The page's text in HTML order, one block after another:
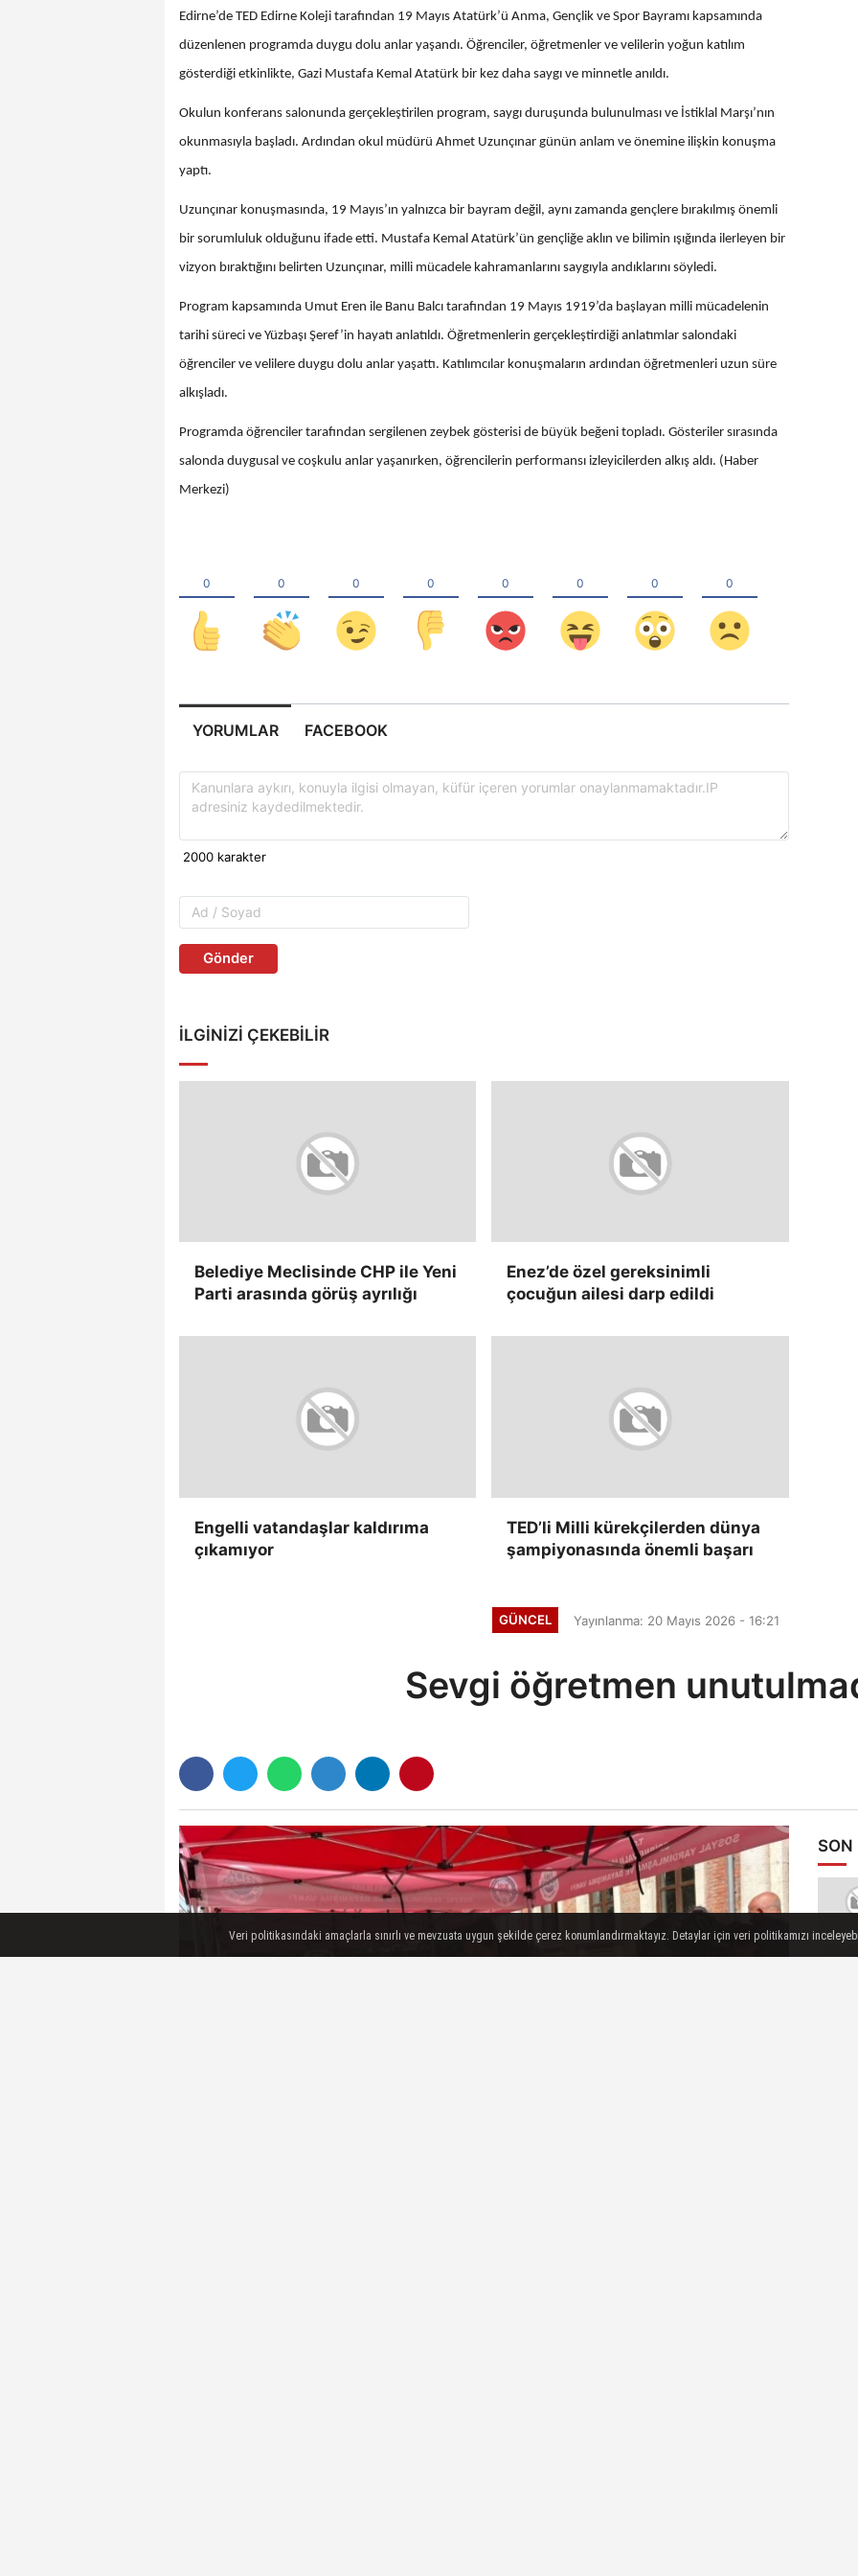
Edirne’de TED Edirne Koleji tarafından 19 Mayıs Atatürk’ü Anma, Gençlik ve Spor Bayramı kapsamında
düzenlenen programda duygu dolu anlar yaşandı. Öğrenciler, öğretmenler ve velilerin yoğun katılım
gösterdiği etkinlikte, Gazi Mustafa Kemal Atatürk bir kez daha saygı ve minnetle anıldı.
Okulun konferans salonunda gerçekleştirilen program, saygı duruşunda bulunulması ve İstiklal Marşı’nın
okunmasıyla başladı. Ardından okul müdürü Ahmet Uzunçınar günün anlam ve önemine ilişkin konuşma
yaptı.
Uzunçınar konuşmasında, 19 Mayıs’ın yalnızca bir bayram değil, aynı zamanda gençlere bırakılmış önemli
bir sorumluluk olduğunu ifade etti. Mustafa Kemal Atatürk’ün gençliğe aklın ve bilimin ışığında ilerleyen bir
vizyon bıraktığını belirten Uzunçınar, milli mücadele kahramanlarını saygıyla andıklarını söyledi.
Program kapsamında Umut Eren ile Banu Balcı tarafından 19 Mayıs 1919’da başlayan milli mücadelenin
tarihi süreci ve Yüzbaşı Şeref’in hayatı anlatıldı. Öğretmenlerin gerçekleştirdiği anlatımlar salondaki
öğrenciler ve velilere duygu dolu anlar yaşattı. Katılımcılar konuşmaların ardından öğretmenleri uzun süre
alkışladı.
Programda öğrenciler tarafından sergilenen zeybek gösterisi de büyük beğeni topladı. Gösteriler sırasında
salonda duygusal ve coşkulu anlar yaşanırken, öğrencilerin performansı izleyicilerden alkış aldı. (Haber
Merkezi)
YORUMLAR FACEBOOK
Gönder
İLGINIZI ÇEKEBILIR
Belediye Meclisinde CHP ile Yeni
Parti arasında görüş ayrılığı
Enez’de özel gereksinimli
çocuğun ailesi darp edildi
Engelli vatandaşlar kaldırıma
çıkamıyor
TED’li Milli kürekçilerden dünya
şampiyonasında önemli başarı
GÜNCEL Yayınlanma: 20 Mayıs 2026 - 16:21
Sevgi öğretmen
SON
Veri politikasındaki amaçlarla sınırlı ve mevzuata uygun şekilde çerez konumlandırmaktayız. Detaylar için veri politikamızı